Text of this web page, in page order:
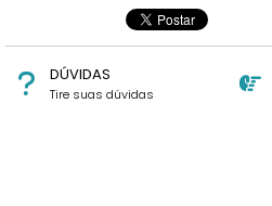
DÚVIDAS
Tire suas dúvidas